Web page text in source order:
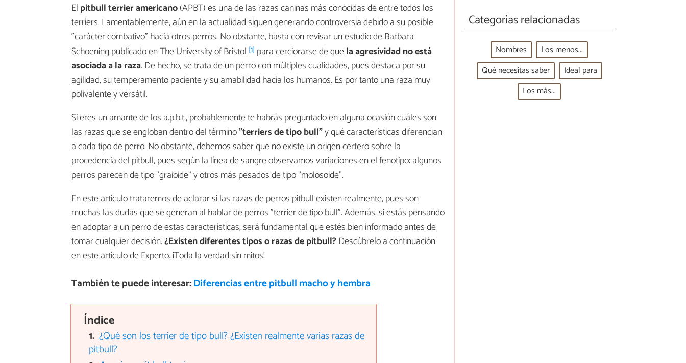
El pitbull terrier americano(APBT) es una de las razas caninas más conocidas de entre todos los
terriers. Lamentablemente, aún en la actualidad siguen generando controversia debido a su posible
"carácter combativo" hacia otros perros. No obstante, basta con revisar un estudio de Barbara
Schoening publicado en The University of Bristol [1] para cerciorarse de quela agresividad no está
asociada a la raza. De hecho, se trata de un perro con múltiples cualidades, pues destaca por su
agilidad, su temperamento paciente y su amabilidad hacia los humanos. Es por tanto una raza muy
polivalente y versátil.
Si eres un amante de los a.p.b.t., probablemente te habrás preguntado en alguna ocasión cuáles son
las razas que se engloban dentro del término"terriers de tipo bull"y qué características diferencian
a cada tipo de perro. No obstante, debemos saber que no existe un origen certero sobre la
procedencia del pitbull, pues según la línea de sangre observamos variaciones en el fenotipo: algunos
perros parecen de tipo "graioide" y otros más pesados de tipo "molosoide".
En este artículo trataremos de aclarar si las razas de perros pitbull existen realmente, pues son
muchas las dudas que se generan al hablar de perros "terrier de tipo bull". Además, si estás pensando
en adoptar a un perro de estas características, será fundamental que estés bien informado antes de
tomar cualquier decisión.¿Existen diferentes tipos o razas de pitbull?Descúbrelo a continuación
en este artículo de Experto. ¡Toda la verdad sin mitos!
También te puede interesar:Diferencias entre pitbull macho y hembra
Índice
¿Qué son los terrier de tipo bull? ¿Existen realmente varias razas de
pitbull?
Categorías relacionadas
Nombres
Los menos...
Qué necesitas saber
Ideal para
Los más...